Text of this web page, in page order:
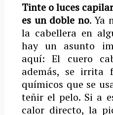
Tinte o luces
es un doble no. Ya
la cabellera en
hay un asunto
aquí: El cuero
además, se irrita
químicos que se
teñir el pelo. Si a
calor directo, la